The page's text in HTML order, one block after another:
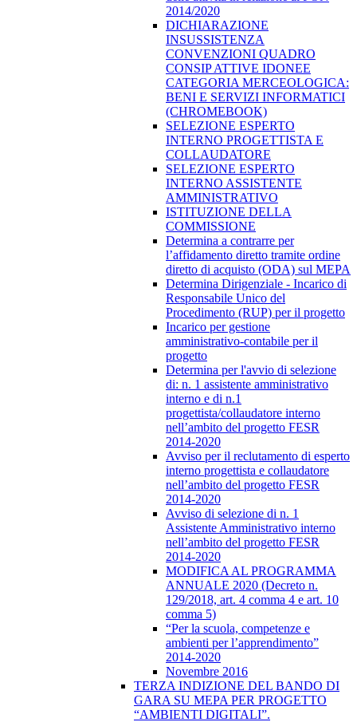
2014/2020
DICHIARAZIONE
INSUSSISTENZA
CONVENZIONI QUADRO
CONSIP ATTIVE IDONEE
CATEGORIA MERCEOLOGICA:
BENI E SERVIZI INFORMATICI
(CHROMEBOOK)
SELEZIONE ESPERTO
INTERNO PROGETTISTA E
COLLAUDATORE
SELEZIONE ESPERTO
INTERNO ASSISTENTE
AMMINISTRATIVO
ISTITUZIONE DELLA
COMMISSIONE
Determina a contrarre per
l’affidamento diretto tramite ordine
diretto di acquisto (ODA) sul MEPA
Determina Dirigenziale - Incarico di
Responsabile Unico del
Procedimento (RUP) per il progetto
Incarico per gestione
amministrativo-contabile per il
progetto
Determina per l'avvio di selezione
di: n. 1 assistente amministrativo
interno e di n.1
progettista/collaudatore interno
nell’ambito del progetto FESR
2014-2020
Avviso per il reclutamento di esperto
interno progettista e collaudatore
nell’ambito del progetto FESR
2014-2020
Avviso di selezione di n. 1
Assistente Amministrativo interno
nell’ambito del progetto FESR
2014-2020
MODIFICA AL PROGRAMMA
ANNUALE 2020 (Decreto n.
129/2018, art. 4 comma 4 e art. 10
comma 5)
“Per la scuola, competenze e
ambienti per l’apprendimento”
2014-2020
Novembre 2016
TERZA INDIZIONE DEL BANDO DI
GARA SU MEPA PER PROGETTO
“AMBIENTI DIGITALI”.